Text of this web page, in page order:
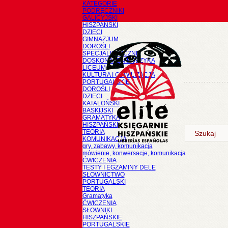
KATEGORIE
PODRĘCZNIKI
GALICYJSKI
HISZPAŃSKI
DZIECI
GIMNAZJUM
DOROŚLI
SPECJALISTYCZNE
DOSKONALENIE JĘZYKA
LICEUM
KULTURA I CYWILIZACJA
PORTUGALSKIE
DOROŚLI
DZIECI
KATALOŃSKI
BASKIJSKI
GRAMATYKA
HISZPAŃSKI
TEORIA
KOMUNIKACJA
gry, zabawy, komunikacja
mówienie, konwersacje, komunikacja
ĆWICZENIA
TESTY I EGZAMINY DELE
SŁOWNICTWO
PORTUGALSKI
TEORIA
Gramatyka
ĆWICZENIA
SŁOWNIKI
HISZPAŃSKIE
PORTUGALSKIE